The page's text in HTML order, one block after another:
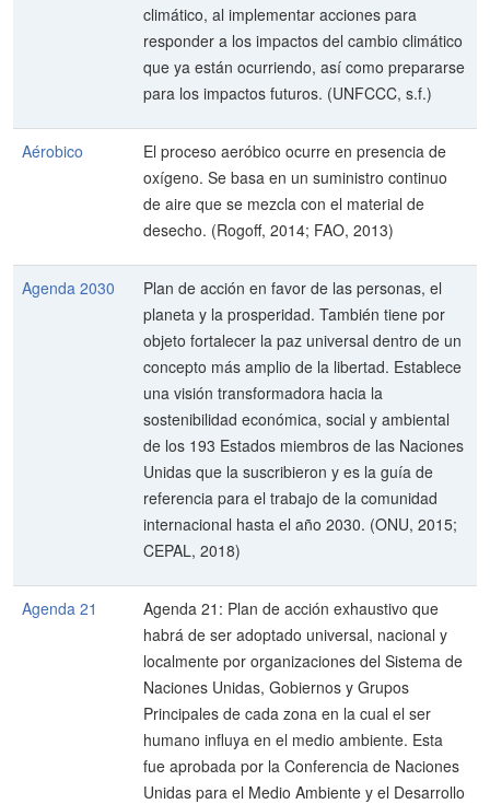
climático, al implementar acciones para
responder a los impactos del cambio climático
que ya están ocurriendo, así como prepararse
para los impactos futuros. (UNFCCC, s.f.)
Aérobico
El proceso aeróbico ocurre en presencia de
oxígeno. Se basa en un suministro continuo
de aire que se mezcla con el material de
desecho. (Rogoff, 2014; FAO, 2013)
Agenda 2030
Plan de acción en favor de las personas, el
planeta y la prosperidad. También tiene por
objeto fortalecer la paz universal dentro de un
concepto más amplio de la libertad. Establece
una visión transformadora hacia la
sostenibilidad económica, social y ambiental
de los 193 Estados miembros de las Naciones
Unidas que la suscribieron y es la guía de
referencia para el trabajo de la comunidad
internacional hasta el año 2030. (ONU, 2015;
CEPAL, 2018)
Agenda 21
Agenda 21: Plan de acción exhaustivo que
habrá de ser adoptado universal, nacional y
localmente por organizaciones del Sistema de
Naciones Unidas, Gobiernos y Grupos
Principales de cada zona en la cual el ser
humano influya en el medio ambiente. Esta
fue aprobada por la Conferencia de Naciones
Unidas para el Medio Ambiente y el Desarrollo